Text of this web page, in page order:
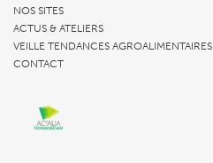
NOS SITES
ACTUS & ATELIERS
VEILLE TENDANCES AGROALIMENTAIRES
CONTACT